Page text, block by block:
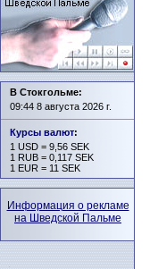
В Стокгольме:
09:44 8 августа 2026 г.
Курсы валют:
1 USD = 9,56 SEK
1 RUB = 0,117 SEK
1 EUR = 11 SEK
Информация о рекламе
на Шведской Пальме